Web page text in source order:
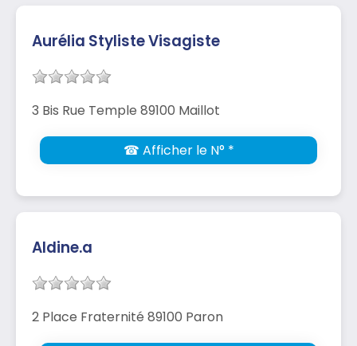
Aurélia Styliste Visagiste
3 Bis Rue Temple 89100 Maillot
☎ Afficher le N° *
Aldine.a
2 Place Fraternité 89100 Paron